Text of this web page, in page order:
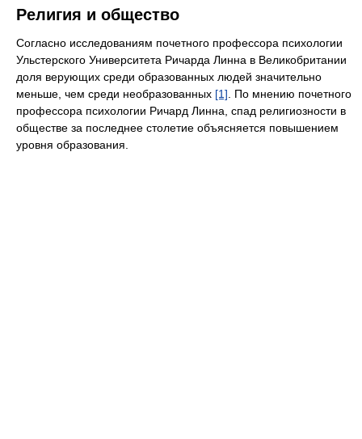
Религия и общество
Согласно исследованиям почетного профессора психологии
Ульстерского Университета Ричарда Линна в Великобритании
доля верующих среди образованных людей значительно
меньше, чем среди необразованных [1] . По мнению почетного
профессора психологии Ричард Линна, спад религиозности в
обществе за последнее столетие объясняется повышением
уровня образования.